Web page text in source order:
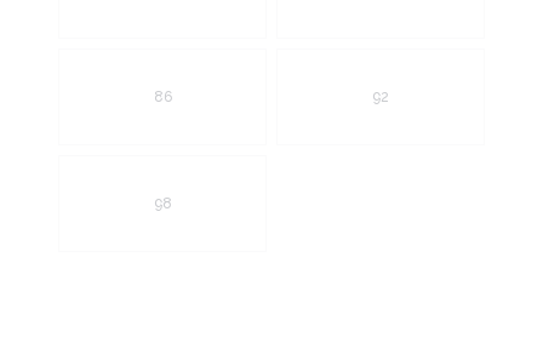
86 92
98